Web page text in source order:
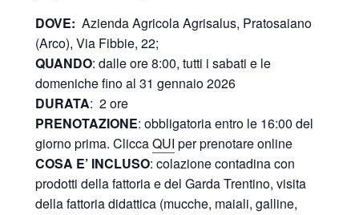
DOVE: Azienda Agricola Agrisalus, Pratosaiano
(Arco), Via Fibbie, 22;
QUANDO: dalle ore 8:00, tutti i sabati e le
domeniche fino al 31 gennaio 2026
DURATA: 2 ore
PRENOTAZIONE: obbligatoria entro le 16:00 del
giorno prima. CliccaQUI per prenotare online
COSA E’ INCLUSO: colazione contadina con
prodotti della fattoria e del Garda Trentino, visita
della fattoria didattica (mucche, maiali, galline,